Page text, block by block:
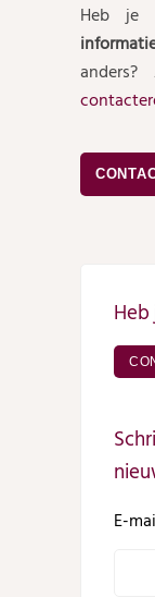
Heb
E-